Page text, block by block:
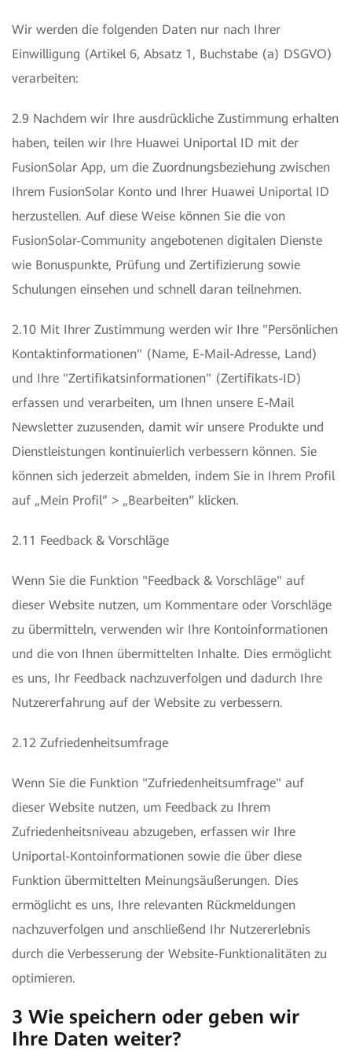
Wir werden die folgenden Daten nur nach Ihrer
Einwilligung (Artikel 6, Absatz 1, Buchstabe (a) DSGVO)
verarbeiten:
2.9 Nachdem wir Ihre ausdrückliche Zustimmung erhalten
haben, teilen wir Ihre Huawei Uniportal ID mit der
FusionSolar App, um die Zuordnungsbeziehung zwischen
Ihrem FusionSolar Konto und Ihrer Huawei Uniportal ID
herzustellen. Auf diese Weise können Sie die von
FusionSolar-Community angebotenen digitalen Dienste
wie Bonuspunkte, Prüfung und Zertifizierung sowie
Schulungen einsehen und schnell daran teilnehmen.
2.10 Mit Ihrer Zustimmung werden wir Ihre "Persönlichen
Kontaktinformationen" (Name, E-Mail-Adresse, Land)
und Ihre "Zertifikatsinformationen" (Zertifikats-ID)
erfassen und verarbeiten, um Ihnen unsere E-Mail
Newsletter zuzusenden, damit wir unsere Produkte und
Dienstleistungen kontinuierlich verbessern können. Sie
können sich jederzeit abmelden, indem Sie in Ihrem Profil
auf „Mein Profil“ > „Bearbeiten“ klicken.
2.11 Feedback & Vorschläge
Wenn Sie die Funktion "Feedback & Vorschläge" auf
dieser Website nutzen, um Kommentare oder Vorschläge
zu übermitteln, verwenden wir Ihre Kontoinformationen
und die von Ihnen übermittelten Inhalte. Dies ermöglicht
es uns, Ihr Feedback nachzuverfolgen und dadurch Ihre
Nutzererfahrung auf der Website zu verbessern.
2.12 Zufriedenheitsumfrage
Wenn Sie die Funktion "Zufriedenheitsumfrage" auf
dieser Website nutzen, um Feedback zu Ihrem
Zufriedenheitsniveau abzugeben, erfassen wir Ihre
Uniportal-Kontoinformationen sowie die über diese
Funktion übermittelten Meinungsäußerungen. Dies
ermöglicht es uns, Ihre relevanten Rückmeldungen
nachzuverfolgen und anschließend Ihr Nutzererlebnis
durch die Verbesserung der Website-Funktionalitäten zu
optimieren.
3 Wie speichern oder geben wir
Ihre Daten weiter?